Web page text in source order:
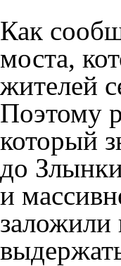
Как
моста,
жителей
Поэтому
который
до
и
заложили